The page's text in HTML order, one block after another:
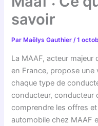
savoir
Par Maëlys Gauthier/1
La MAAF, acteur
en France, propose une
chaque type de
conducteur, conducteur
comprendre les offres et
automobile chez MAAF